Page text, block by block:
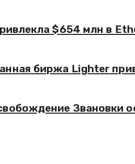
$654 млн в
биржа Lighter
Звановки